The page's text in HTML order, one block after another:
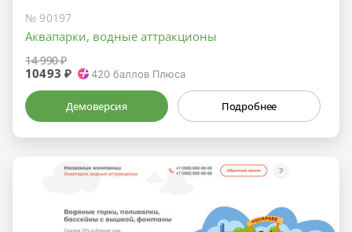
№ 90197
Аквапарки, водные аттракционы
14 990 ₽
10493 ₽ 420 баллов Плюса
Демоверсия Подробнее